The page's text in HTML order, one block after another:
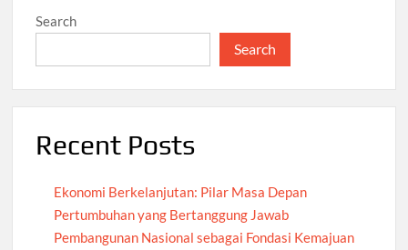
Search
Search
Recent Posts
Ekonomi Berkelanjutan: Pilar Masa Depan
Pertumbuhan yang Bertanggung Jawab
Pembangunan Nasional sebagai Fondasi Kemajuan